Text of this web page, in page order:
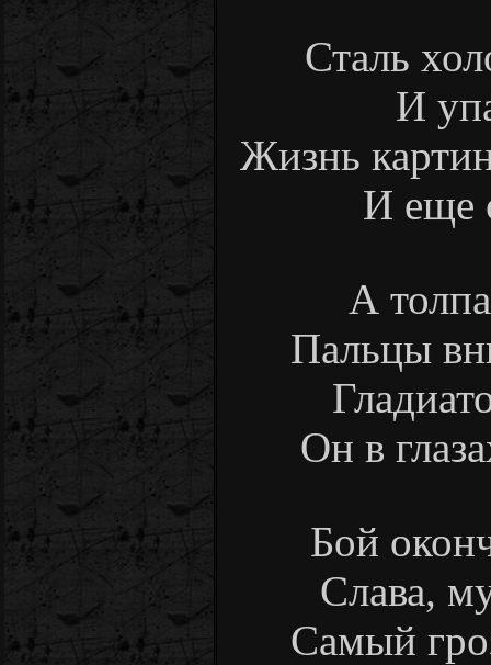
Сталь
И
Жизнь
И еще
А
Пальцы
Он в
Бой
Слава,
Самый